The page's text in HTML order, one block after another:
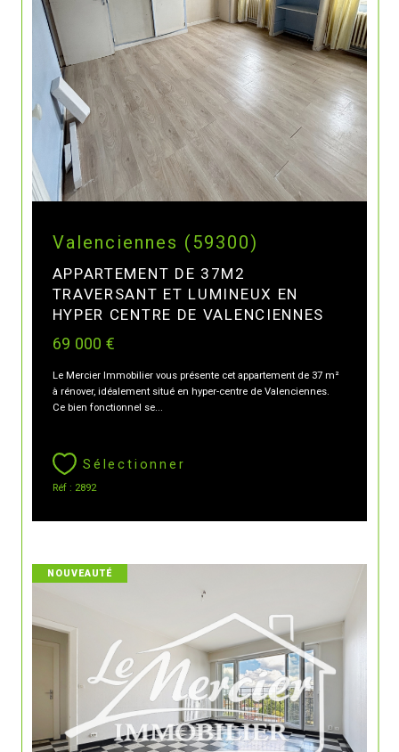
Valenciennes (59300)
APPARTEMENT DE 37M2
TRAVERSANT ET LUMINEUX EN
HYPER CENTRE DE VALENCIENNES
69 000 €
Le Mercier Immobilier vous présente cet appartement de 37 m²
à rénover, idéalement situé en hyper-centre de Valenciennes.
Ce bien fonctionnel se...
Sélectionner
Réf : 2892
NOUVEAUTÉ